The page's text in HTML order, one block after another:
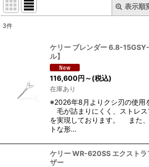
表示順
3件
ケリー ブレンダー 6.8-
ル】
116,600円 ～(税込)
在庫あり
※2026年8月よりクシ刃の使用
毛が詰まりにくく、ストレ
を実現しております。 また
トな形…
ケリー WR-620SS エクストラ
ザー